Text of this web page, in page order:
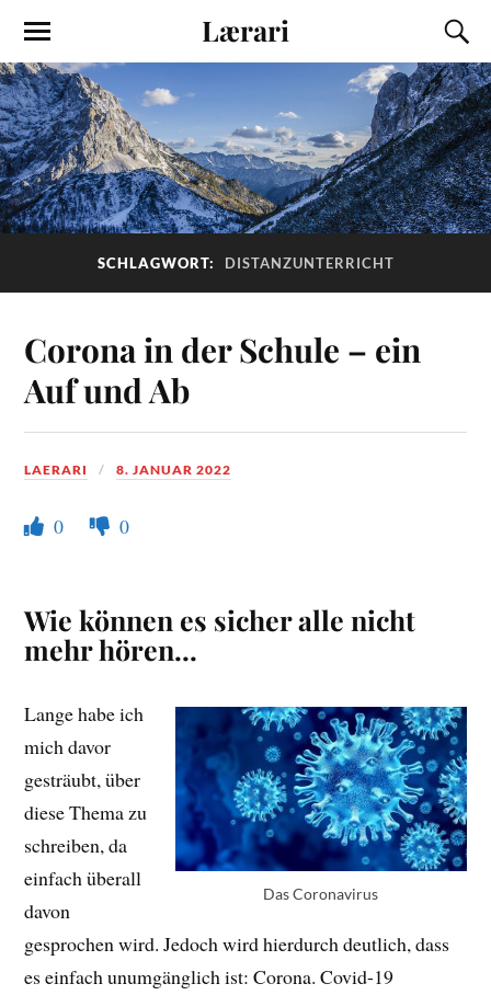
Lærari
SCHLAGWORT: DISTANZUNTERRICHT
Corona in der Schule – ein
Auf und Ab
LAERARI 8. JANUAR 2022
0 0
Wie können es sicher alle nicht
mehr hören…
Das Coronavirus
Lange habe ich
mich davor
gesträubt, über
diese Thema zu
schreiben, da
einfach überall
davon
gesprochen wird. Jedoch wird hierdurch deutlich, dass
es einfach unumgänglich ist: Corona. Covid-19